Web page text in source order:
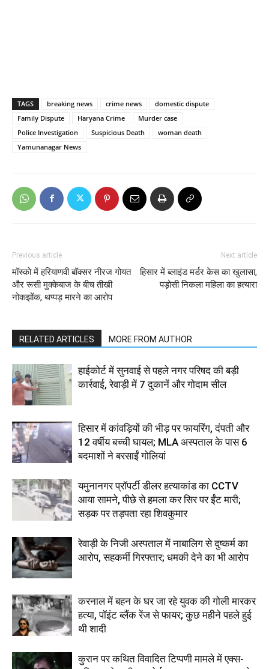
TAGS breaking news crime news
domestic dispute
Family Dispute
Haryana Crime
Murder case
Police Investigation
Suspicious Death
woman death
Yamunanagar News
Previous article
मॉस्को में हरियाणवी बॉक्सर नीरज गोयत
और रूसी मुक्केबाज के बीच तीखी
नोकझोंक, थप्पड़ मारने का आरोप
Next article
हिसार में ब्लाइंड मर्डर केस का खुलासा,
पड़ोसी निकला महिला का हत्यारा
RELATED ARTICLES MORE FROM AUTHOR
हाईकोर्ट में सुनवाई से पहले नगर परिषद की बड़ी
कार्रवाई, रेवाड़ी में 7 दुकानें और गोदाम सील
हिसार में कांवड़ियों की भीड़ पर फायरिंग, दंपती और
12 वर्षीय बच्ची घायल; MLA अस्पताल के पास 6
बदमाशों ने बरसाईं गोलियां
यमुनानगर प्रॉपर्टी डीलर हत्याकांड का CCTV
आया सामने, पीछे से हमला कर सिर पर ईंट मारी;
सड़क पर तड़पता रहा शिवकुमार
रेवाड़ी के निजी अस्पताल में नाबालिग से दुष्कर्म का
आरोप, सहकर्मी गिरफ्तार; धमकी देने का भी आरोप
करनाल में बहन के घर जा रहे युवक की गोली मारकर
हत्या, पॉइंट ब्लैंक रेंज से फायर; कुछ महीने पहले हुई
थी शादी
कुरान पर कथित विवादित टिप्पणी मामले में एक्स-